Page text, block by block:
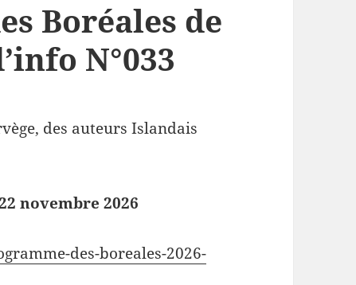
Boréales de
N°033
des auteurs Islandais
novembre 2026
des-boreales-2026-